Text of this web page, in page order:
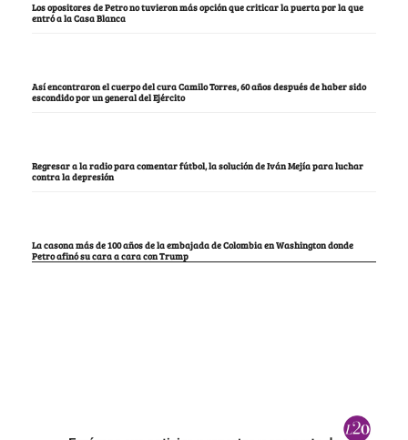
Los opositores de Petro no tuvieron más opción que criticar la puerta por la que
entró a la Casa Blanca
Así encontraron el cuerpo del cura Camilo Torres, 60 años después de haber sido
escondido por un general del Ejército
Regresar a la radio para comentar fútbol, la solución de Iván Mejía para luchar
contra la depresión
La casona más de 100 años de la embajada de Colombia en Washington donde
Petro afinó su cara a cara con Trump